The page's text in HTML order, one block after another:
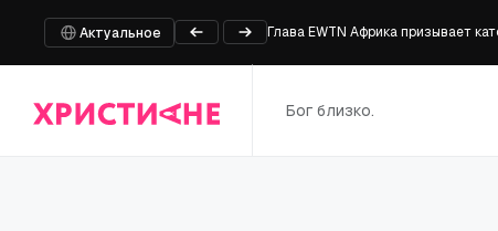
Актуальное
Глава EWTN Африка призывает
Что признаёт дневник Фаучи
Ответы Папы Льва о пути веры
Бог близко.